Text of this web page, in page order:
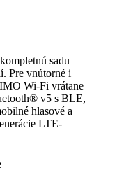
sadu
Pre vnútorné i
Wi-Fi vrátane
v5 s BLE,
hlasové a
LTE-